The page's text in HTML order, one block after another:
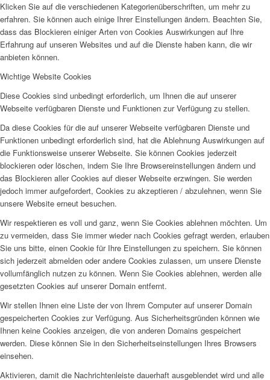
Klicken Sie auf die verschiedenen Kategorienüberschriften, um mehr zu
erfahren. Sie können auch einige Ihrer Einstellungen ändern. Beachten Sie,
dass das Blockieren einiger Arten von Cookies Auswirkungen auf Ihre
Erfahrung auf unseren Websites und auf die Dienste haben kann, die wir
anbieten können.
Wichtige Website Cookies
Diese Cookies sind unbedingt erforderlich, um Ihnen die auf unserer
Webseite verfügbaren Dienste und Funktionen zur Verfügung zu stellen.
Da diese Cookies für die auf unserer Webseite verfügbaren Dienste und
Funktionen unbedingt erforderlich sind, hat die Ablehnung Auswirkungen auf
die Funktionsweise unserer Webseite. Sie können Cookies jederzeit
blockieren oder löschen, indem Sie Ihre Browsereinstellungen ändern und
das Blockieren aller Cookies auf dieser Webseite erzwingen. Sie werden
jedoch immer aufgefordert, Cookies zu akzeptieren / abzulehnen, wenn Sie
unsere Website erneut besuchen.
Wir respektieren es voll und ganz, wenn Sie Cookies ablehnen möchten. Um
zu vermeiden, dass Sie immer wieder nach Cookies gefragt werden, erlauben
Sie uns bitte, einen Cookie für Ihre Einstellungen zu speichern. Sie können
sich jederzeit abmelden oder andere Cookies zulassen, um unsere Dienste
vollumfänglich nutzen zu können. Wenn Sie Cookies ablehnen, werden alle
gesetzten Cookies auf unserer Domain entfernt.
Wir stellen Ihnen eine Liste der von Ihrem Computer auf unserer Domain
gespeicherten Cookies zur Verfügung. Aus Sicherheitsgründen können wie
Ihnen keine Cookies anzeigen, die von anderen Domains gespeichert
werden. Diese können Sie in den Sicherheitseinstellungen Ihres Browsers
einsehen.
Aktivieren, damit die Nachrichtenleiste dauerhaft ausgeblendet wird und alle